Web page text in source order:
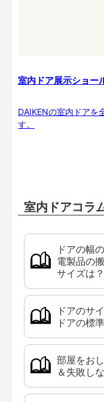
室内ドア展示ショー
DAIKENの室内ドアを
す。
室内ドアコラ
ドアの幅
電製品の
サイズは？
ドアのサ
ドアの標
部屋をお
＆失敗し